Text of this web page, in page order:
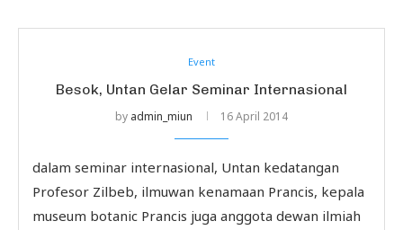
Event
Besok, Untan Gelar Seminar Internasional
by admin_miun 16 April 2014
dalam seminar internasional, Untan kedatangan
Profesor Zilbeb, ilmuwan kenamaan Prancis, kepala
museum botanic Prancis juga anggota dewan ilmiah